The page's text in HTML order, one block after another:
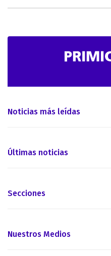
Noticias más leídas
Últimas noticias
Secciones
Nuestros Medios